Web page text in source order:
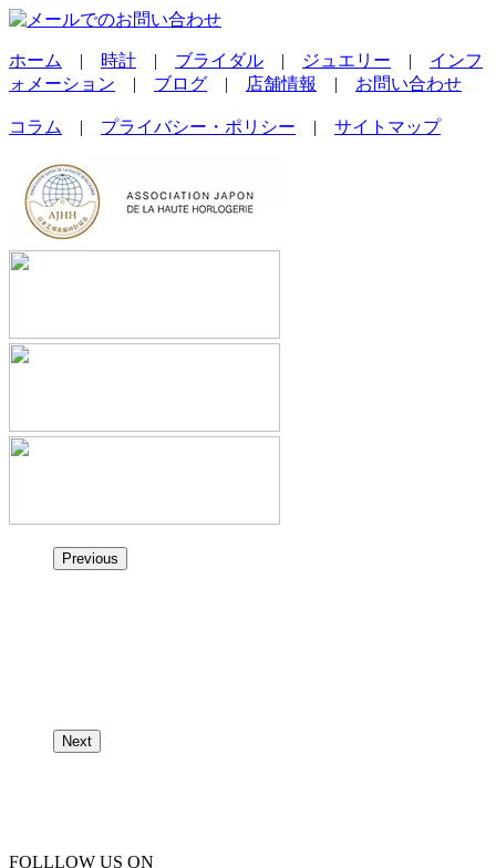
ホーム | 時計 | ブライダル | ジュエリー | インフ
ォメーション | ブログ | 店舗情報 | お問い合わせ
コラム | プライバシー・ポリシー | サイトマップ
Previous
Next
FOLLLOW US ON